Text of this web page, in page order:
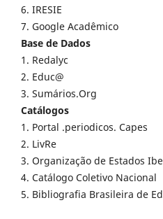
6. IRESIE
7. Google Acadêmico
Base de Dados
1. Redalyc
2. Educ@
3. Sumários.Org
Catálogos
1. Portal .periodicos. Capes
2. LivRe
3. Organização de Estados
4. Catálogo Coletivo Nacional
5. Bibliografia Brasileira de